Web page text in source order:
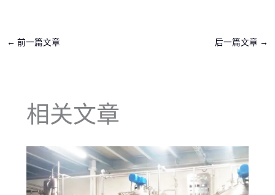
← 前一篇文章 后一篇文章 →
相关文章